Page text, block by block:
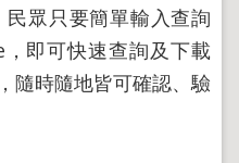
民眾只要簡單輸入查詢
即可快速查詢及下載
隨時隨地皆可確認、驗